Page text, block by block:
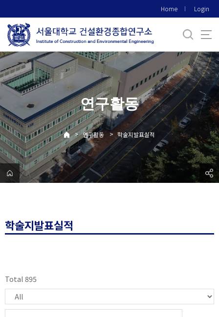
로
메
뉴
Home Login
연구활동
> 연구활동 > 학술지발표실적
학술지발표실적
Total 895